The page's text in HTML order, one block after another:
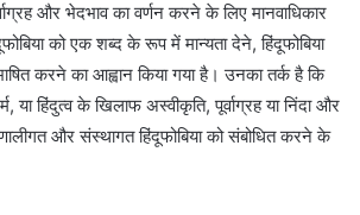
और भेदभाव का वर्णन करने के लिए मानवाधिकार
को एक शब्द के रूप में मान्यता देने, हिंदूफोबिया
करने का आह्वान किया गया है। उनका तर्क है कि
या हिंदुत्व के खिलाफ अस्वीकृति, पूर्वाग्रह या निंदा और
और संस्थागत हिंदूफोबिया को संबोधित करने के